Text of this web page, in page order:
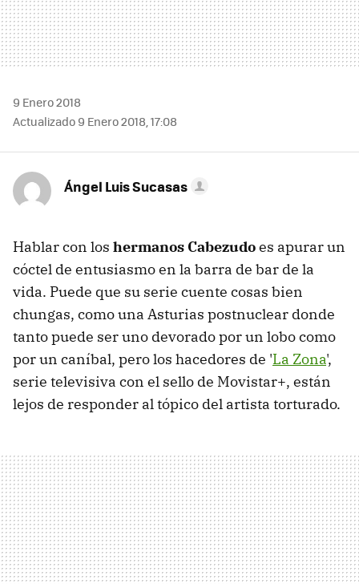
9 Enero 2018
Actualizado 9 Enero 2018, 17:08
Ángel Luis Sucasas
Hablar con los hermanos Cabezudoes apurar un
cóctel de entusiasmo en la barra de bar de la
vida. Puede que su serie cuente cosas bien
chungas, como una Asturias postnuclear donde
tanto puede ser uno devorado por un lobo como
por un caníbal, pero los hacedores de 'La Zona',
serie televisiva con el sello de Movistar+, están
lejos de responder al tópico del artista torturado.